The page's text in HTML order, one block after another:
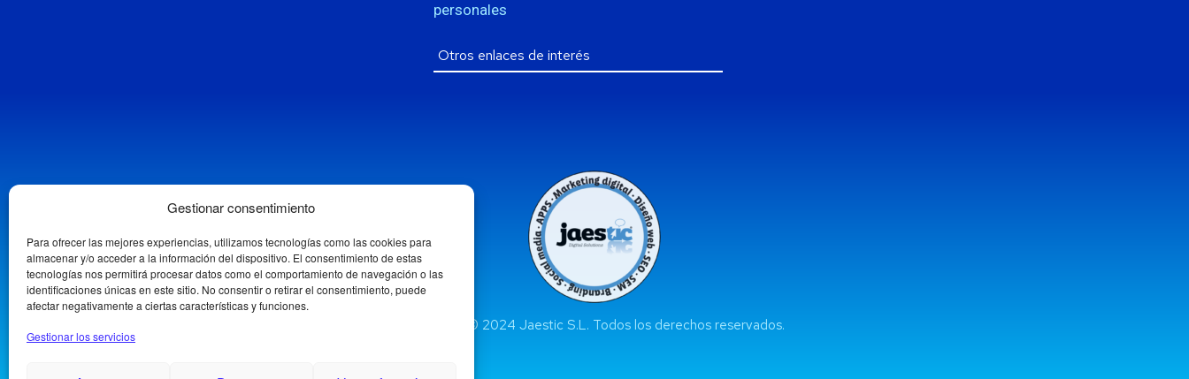
Gestionar consentimiento
Para ofrecer las mejores experiencias, utilizamos tecnologías como las cookies para
almacenar y/o acceder a la información del dispositivo. El consentimiento de estas
tecnologías nos permitirá procesar datos como el comportamiento de navegación o las
identificaciones únicas en este sitio. No consentir o retirar el consentimiento, puede
afectar negativamente a ciertas características y funciones.
Gestionar los servicios
personales
Copyright © 2024 Jaestic S.L. Todos los derechos reservados.